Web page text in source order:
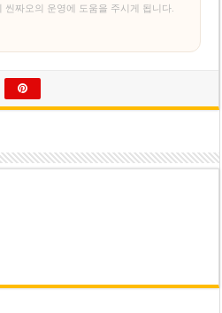
짜오의 운영에 도움을 주시게 됩니다.